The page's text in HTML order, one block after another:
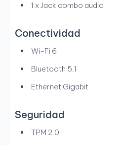
1 x Jack combo audio
Conectividad
Wi-Fi 6
Bluetooth 5.1
Ethernet Gigabit
Seguridad
TPM 2.0